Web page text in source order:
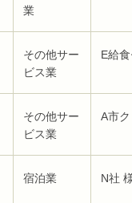
業
その他サー
ビス業
E給
その他サー
ビス業
A市
宿泊業 N社